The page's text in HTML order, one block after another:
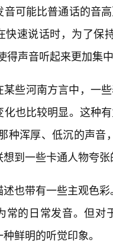
音可能比普通话的音
快速说话时，为了保
得声音听起来更加集中
某些河南方言中，一
也比较明显。这种
种浑厚、低沉的声音
到一些卡通人物夸张
也带有一些主观色
常的日常发音。但
鲜明的听觉印象。